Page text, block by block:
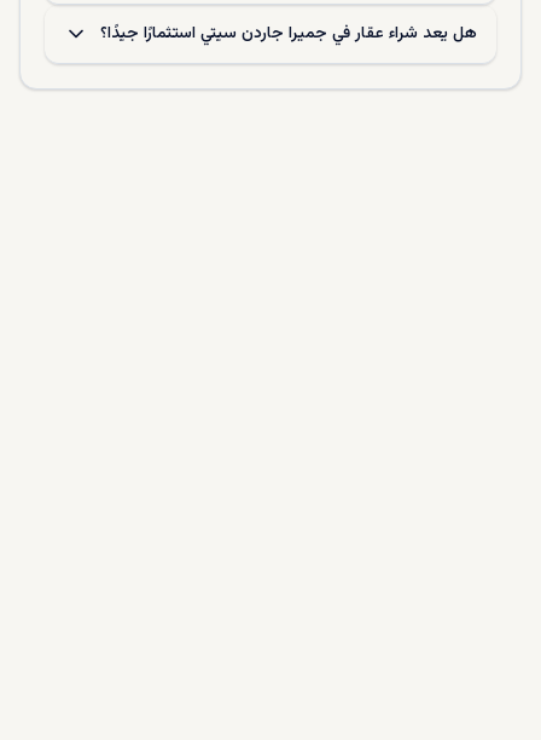
هل يعد شراء عقار في جميرا جاردن سيتي استثمارًا جيدًا؟